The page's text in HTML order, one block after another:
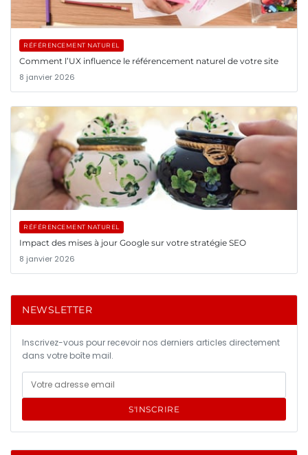
RÉFÉRENCEMENT NATUREL
Comment l’UX influence le référencement naturel de votre site
8 janvier 2026
RÉFÉRENCEMENT NATUREL
Impact des mises à jour Google sur votre stratégie SEO
8 janvier 2026
NEWSLETTER
Inscrivez-vous pour recevoir nos derniers articles directement
dans votre boîte mail.
S'INSCRIRE